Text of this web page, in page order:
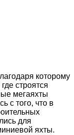
которому
строятся
мегаяхты
с того, что в
для
яхты.